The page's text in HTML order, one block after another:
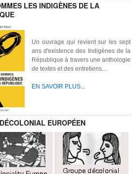
LES INDIGÈNES DE LA
Un ouvrage qui revient sur les sept
ans d'existence des Indigènes de la
République à travers une anthologie
de textes et des entretiens...
EN SAVOIR PLUS...
EUROPÉEN